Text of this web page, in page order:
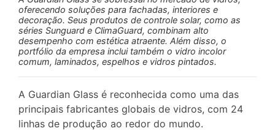
oferecendo soluções para fachadas, interiores e
decoração. Seus produtos de controle solar, como as
séries Sunguard e ClimaGuard, combinam alto
desempenho com estética atraente. Além disso, o
portfólio da empresa inclui também o vidro incolor
comum, laminados, espelhos e vidros pintados.
A Guardian Glass é reconhecida como uma das
principais fabricantes globais de vidros, com 24
linhas de produção ao redor do mundo.